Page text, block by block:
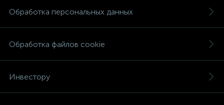
Обработка персональных данных
Обработка файлов cookie
Инвестору